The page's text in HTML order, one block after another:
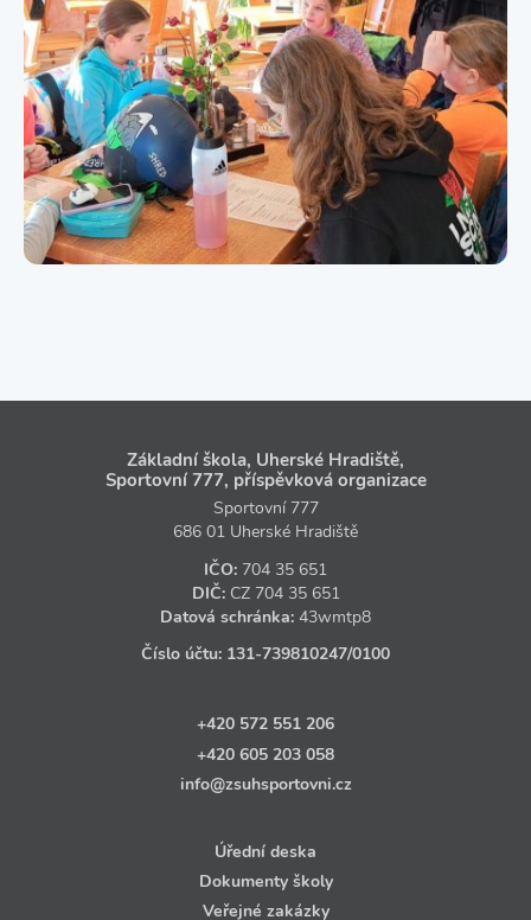
Základní škola, Uherské Hradiště,
Sportovní 777, příspěvková organizace
Sportovní 777
686 01 Uherské Hradiště
IČO: 704 35 651
DIČ: CZ 704 35 651
Datová schránka: 43wmtp8
Číslo účtu: 131‑739810247/0100
+420 572 551 206
+420 605 203 058
info@zsuhsportovni.cz
Úřední deska
Dokumenty školy
Veřejné zakázky